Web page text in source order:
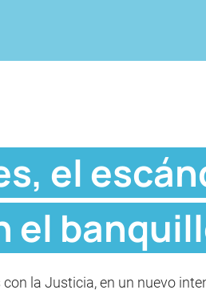
el
el
la Justicia, en un nuevo